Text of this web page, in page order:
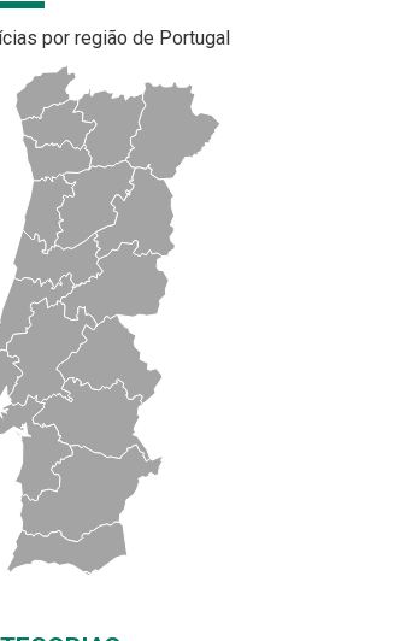
por região de Portugal